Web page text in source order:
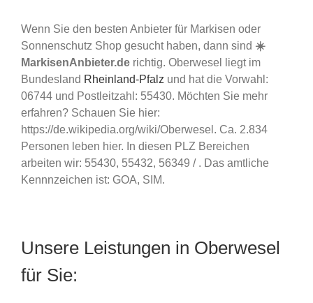
Wenn Sie den besten Anbieter für Markisen oder
Sonnenschutz Shop gesucht haben, dann sind ☀️
MarkisenAnbieter.de richtig. Oberwesel liegt im
Bundesland Rheinland-Pfalz und hat die Vorwahl:
06744 und Postleitzahl: 55430. Möchten Sie mehr
erfahren? Schauen Sie hier:
https://de.wikipedia.org/wiki/Oberwesel. Ca. 2.834
Personen leben hier. In diesen PLZ Bereichen
arbeiten wir: 55430, 55432, 56349 / . Das amtliche
Kennnzeichen ist: GOA, SIM.
Unsere Leistungen in Oberwesel
für Sie: